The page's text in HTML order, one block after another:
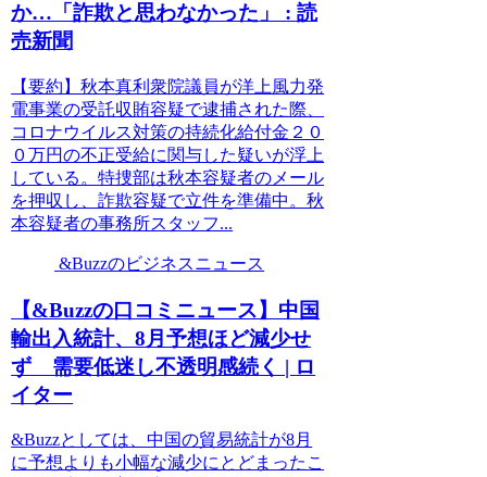
か…「詐欺と思わなかった」 : 読
売新聞
【要約】秋本真利衆院議員が洋上風力発
電事業の受託収賄容疑で逮捕された際、
コロナウイルス対策の持続化給付金２０
０万円の不正受給に関与した疑いが浮上
している。特捜部は秋本容疑者のメール
を押収し、詐欺容疑で立件を準備中。秋
本容疑者の事務所スタッフ...
&Buzzのビジネスニュース
【&Buzzの口コミニュース】中国
輸出入統計、8月予想ほど減少せ
ず 需要低迷し不透明感続く | ロ
イター
&Buzzとしては、中国の貿易統計が8月
に予想よりも小幅な減少にとどまったこ